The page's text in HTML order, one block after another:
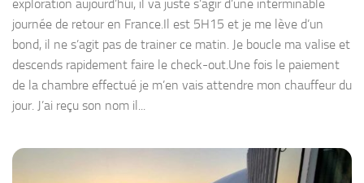
exploration aujourd’hui, il va juste s’agir d’une interminable
journée de retour en France.Il est 5H15 et je me lève d’un
bond, il ne s’agit pas de trainer ce matin. Je boucle ma valise et
descends rapidement faire le check-out.Une fois le paiement
de la chambre effectué je m’en vais attendre mon chauffeur du
jour. J’ai reçu son nom il...